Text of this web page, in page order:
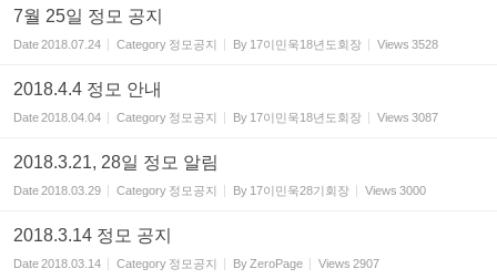
7월 25일 정모 공지
Date2018.07.24 Category 정모공지 By 17이민욱18년도회장 Views 3528
2018.4.4 정모 안내
Date2018.04.04 Category 정모공지 By 17이민욱18년도회장 Views 3087
2018.3.21, 28일 정모 알림
Date2018.03.29 Category 정모공지 By 17이민욱28기회장 Views 3000
2018.3.14 정모 공지
Date2018.03.14 Category 정모공지 By ZeroPage Views 2907